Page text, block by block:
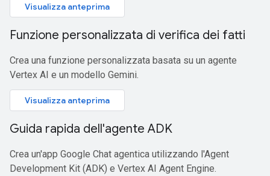
Visualizza anteprima
Funzione personalizzata di verifica dei fatti
Crea una funzione personalizzata basata su un agente
Vertex AI e un modello Gemini.
Visualizza anteprima
Guida rapida dell'agente ADK
Crea un'app Google Chat agentica utilizzando l'Agent
Development Kit (ADK) e Vertex AI Agent Engine.